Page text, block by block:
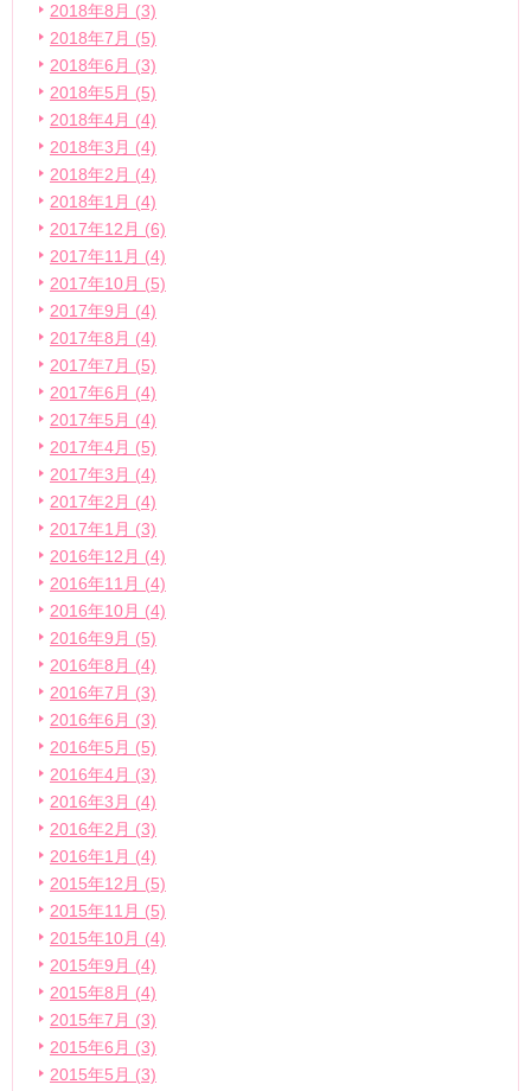
2018年8月 (3)
2018年7月 (5)
2018年6月 (3)
2018年5月 (5)
2018年4月 (4)
2018年3月 (4)
2018年2月 (4)
2018年1月 (4)
2017年12月 (6)
2017年11月 (4)
2017年10月 (5)
2017年9月 (4)
2017年8月 (4)
2017年7月 (5)
2017年6月 (4)
2017年5月 (4)
2017年4月 (5)
2017年3月 (4)
2017年2月 (4)
2017年1月 (3)
2016年12月 (4)
2016年11月 (4)
2016年10月 (4)
2016年9月 (5)
2016年8月 (4)
2016年7月 (3)
2016年6月 (3)
2016年5月 (5)
2016年4月 (3)
2016年3月 (4)
2016年2月 (3)
2016年1月 (4)
2015年12月 (5)
2015年11月 (5)
2015年10月 (4)
2015年9月 (4)
2015年8月 (4)
2015年7月 (3)
2015年6月 (3)
2015年5月 (3)